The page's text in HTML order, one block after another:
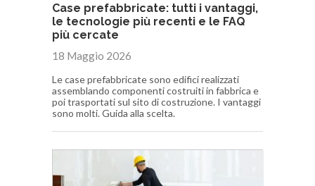
Case prefabbricate: tutti i vantaggi,
le tecnologie più recenti e le FAQ
più cercate
18 Maggio 2026
Le case prefabbricate sono edifici realizzati
assemblando componenti costruiti in fabbrica e
poi trasportati sul sito di costruzione. I vantaggi
sono molti. Guida alla scelta.